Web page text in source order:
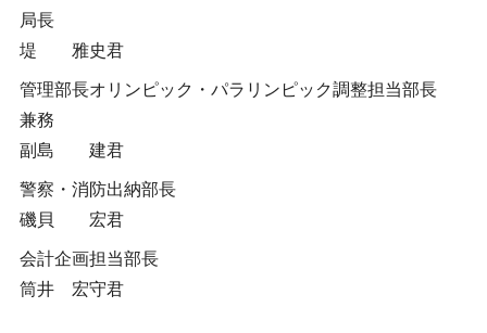
局長
堤 雅史君
管理部長オリンピック・パラリンピック調整担当部長
兼務
副島 建君
警察・消防出納部長
磯貝 宏君
会計企画担当部長
筒井 宏守君